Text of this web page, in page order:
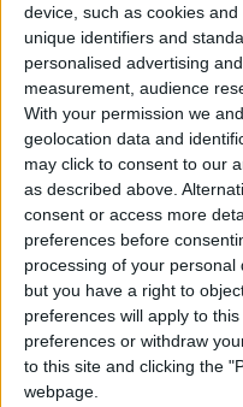
device, such as cookies
unique identifiers and
personalised advertising
measurement, audience
With your permission we
geolocation data and
may click to consent to our
as described above.
consent or access more
preferences before
processing of your personal
but you have a right to
preferences will apply to
preferences or withdraw
to this site and clicking the
webpage.
productos gourmet,
de Ibiza. Este año
Páprika’, una receta
aderezadas con
unen a los sabores
'White Truffle', 'Salt
Rose', con pétalos
Esta empresa
selección de snacks,
destacando sus
variedades y
dulces premium